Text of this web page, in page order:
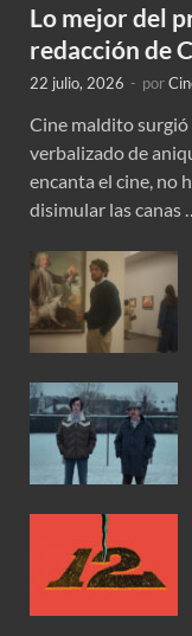
Lo mejor del
redacción de
22 julio, 2026 - por
Cine maldito
verbalizado de
encanta el cine, no
disimular las canas